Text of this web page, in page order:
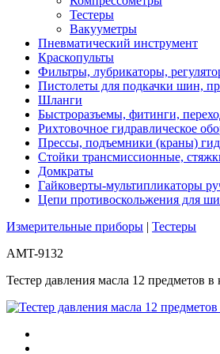
Тестеры
Вакууметры
Пневматический инструмент
Краскопульты
Фильтры, лубрикаторы,
Пистолеты для подкачки шин,
Шланги
Быстроразъемы, фитинги,
Рихтовочное гидравлическое
Прессы, подъемники (краны)
Стойки трансмиссионные,
Домкраты
Гайковерты-мультипликаторы
Цепи противоскольжения для
Измерительные приборы | Тестеры
AMT-9132
Тестер давления масла 12 предметов